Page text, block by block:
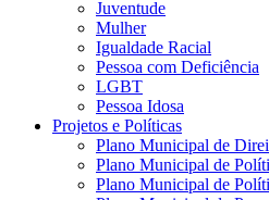
Juventude
Mulher
Igualdade Racial
Pessoa com Deficiência
LGBT
Pessoa Idosa
Projetos e Políticas
Plano Municipal de
Plano Municipal de
Plano Municipal de